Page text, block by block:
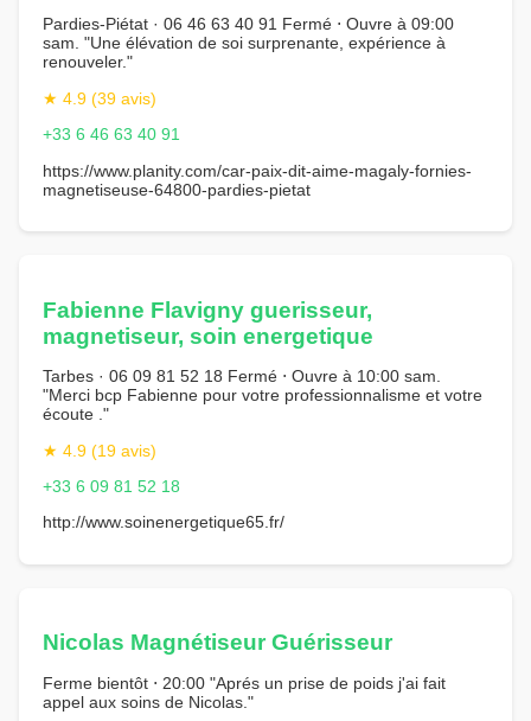
Pardies-Piétat · 06 46 63 40 91 Fermé ⋅ Ouvre à 09:00
sam. "Une élévation de soi surprenante, expérience à
renouveler."
★ 4.9 (39 avis)
+33 6 46 63 40 91
https://www.planity.com/car-paix-dit-aime-magaly-fornies-
magnetiseuse-64800-pardies-pietat
Fabienne Flavigny guerisseur,
magnetiseur, soin energetique
Tarbes · 06 09 81 52 18 Fermé ⋅ Ouvre à 10:00 sam.
"Merci bcp Fabienne pour votre professionnalisme et votre
écoute ."
★ 4.9 (19 avis)
+33 6 09 81 52 18
http://www.soinenergetique65.fr/
Nicolas Magnétiseur Guérisseur
Ferme bientôt ⋅ 20:00 "Aprés un prise de poids j'ai fait
appel aux soins de Nicolas."